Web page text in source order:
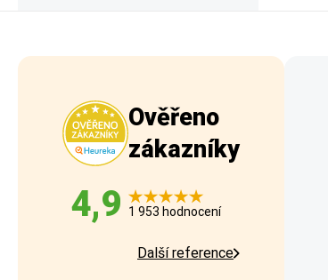
Ověřeno
zákazníky
4,9 1 953 hodnocení
Další reference